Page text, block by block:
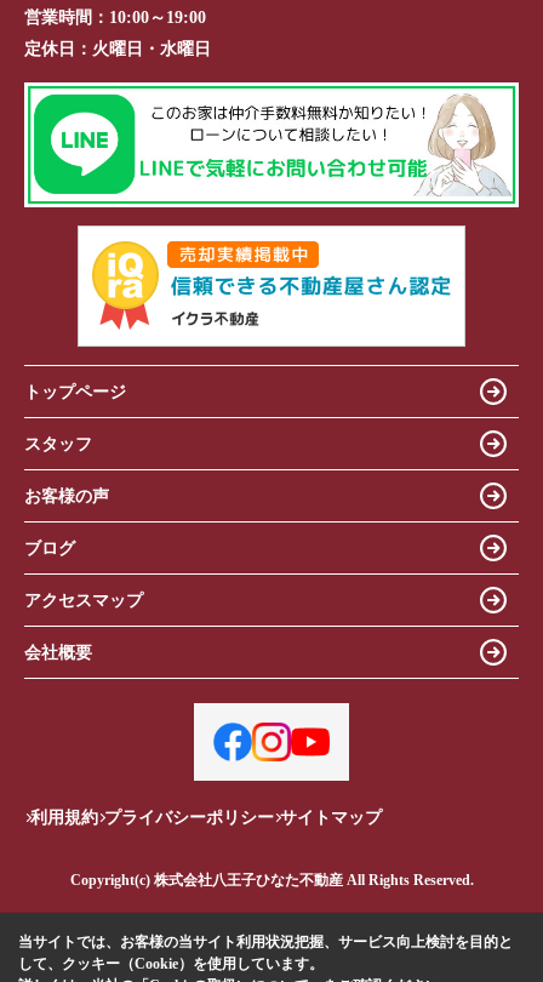
営業時間： 10:00～19:00
定休日： 火曜日・水曜日
トップページ
スタッフ
お客様の声
ブログ
アクセスマップ
会社概要
利用規約 プライバシーポリシー サイトマップ
Copyright(c) 株式会社八王子ひなた不動産 All Rights Reserved.
当サイトでは、お客様の当サイト利用状況把握、サービス向上検討を目的と
して、クッキー（Cookie）を使用しています。